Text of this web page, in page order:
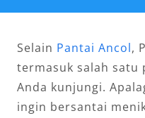
Selain Pantai Ancol,
termasuk salah satu
Anda kunjungi.
ingin bersantai